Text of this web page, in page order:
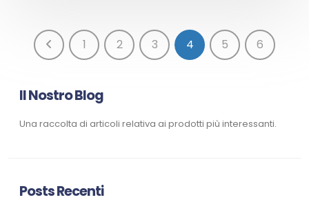
1 2 3 4 5 6
Il Nostro Blog
Una raccolta di articoli relativa ai prodotti più interessanti.
Posts Recenti